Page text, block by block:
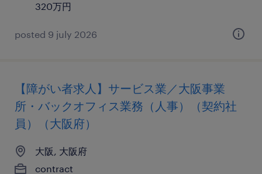
320万円
posted 9 july 2026
【障がい者求人】サービス業／大阪事業
所・バックオフィス業務（人事）（契約社
員）（大阪府）
大阪, 大阪府
contract